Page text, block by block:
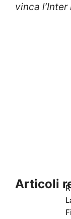
vinca
Articoli